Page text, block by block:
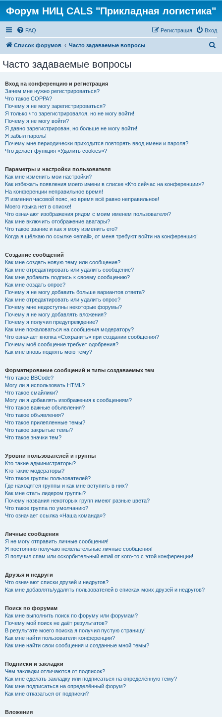
Форум НИЦ CALS "Прикладная логистика"
FAQ Вход
Регистрация
Список форумов Часто задаваемые вопросы
Часто задаваемые вопросы
Вход на конференцию и регистрация
Зачем мне нужно регистрироваться?
Что такое COPPA?
Почему я не могу зарегистрироваться?
Я только что зарегистрировался, но не могу войти!
Почему я не могу войти?
Я давно зарегистрирован, но больше не могу войти!
Я забыл пароль!
Почему мне периодически приходится повторять ввод имени и пароля?
Что делает функция «Удалить cookies»?
Параметры и настройки пользователя
Как мне изменить мои настройки?
Как избежать появления моего имени в списке «Кто сейчас на конференции»?
На конференции неправильное время!
Я изменил часовой пояс, но время всё равно неправильное!
Моего языка нет в списке!
Что означают изображения рядом с моим именем пользователя?
Как мне включить отображение аватары?
Что такое звание и как я могу изменить его?
Когда я щёлкаю по ссылке «email», от меня требуют войти на конференцию!
Создание сообщений
Как мне создать новую тему или сообщение?
Как мне отредактировать или удалить сообщение?
Как мне добавить подпись к своему сообщению?
Как мне создать опрос?
Почему я не могу добавить больше вариантов ответа?
Как мне отредактировать или удалить опрос?
Почему мне недоступны некоторые форумы?
Почему я не могу добавлять вложения?
Почему я получил предупреждение?
Как мне пожаловаться на сообщения модератору?
Что означает кнопка «Сохранить» при создании сообщения?
Почему моё сообщение требует одобрения?
Как мне вновь поднять мою тему?
Форматирование сообщений и типы создаваемых тем
Что такое BBCode?
Могу ли я использовать HTML?
Что такое смайлики?
Могу ли я добавлять изображения к сообщениям?
Что такое важные объявления?
Что такое объявления?
Что такое прилепленные темы?
Что такое закрытые темы?
Что такое значки тем?
Уровни пользователей и группы
Кто такие администраторы?
Кто такие модераторы?
Что такое группы пользователей?
Где находятся группы и как мне вступить в них?
Как мне стать лидером группы?
Почему названия некоторых групп имеют разные цвета?
Что такое группа по умолчанию?
Что означает ссылка «Наша команда»?
Личные сообщения
Я не могу отправить личные сообщения!
Я постоянно получаю нежелательные личные сообщения!
Я получил спам или оскорбительный email от кого-то с этой конференции!
Друзья и недруги
Что означают списки друзей и недругов?
Как мне добавлять/удалять пользователей в списках моих друзей и недругов?
Поиск по форумам
Как мне выполнить поиск по форуму или форумам?
Почему мой поиск не даёт результатов?
В результате моего поиска я получил пустую страницу!
Как мне найти пользователя конференции?
Как мне найти свои сообщения и созданные мной темы?
Подписки и закладки
Чем закладки отличаются от подписок?
Как мне сделать закладку или подписаться на определённую тему?
Как мне подписаться на определённый форум?
Как мне отказаться от подписки?
Вложения